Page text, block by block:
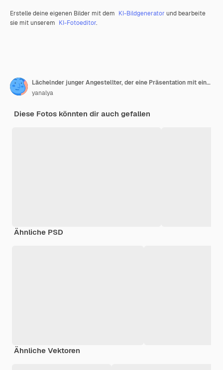
Erstelle deine eigenen Bilder mit dem KI-Bildgenerator und bearbeite
sie mit unserem KI-Fotoeditor.
Lächelnder junger Angestellter, der eine Präsentation mit einem Flipchart im Besprechungsraum hält
yanalya
Diese Fotos könnten dir auch gefallen
Ähnliche PSD
Ähnliche Vektoren